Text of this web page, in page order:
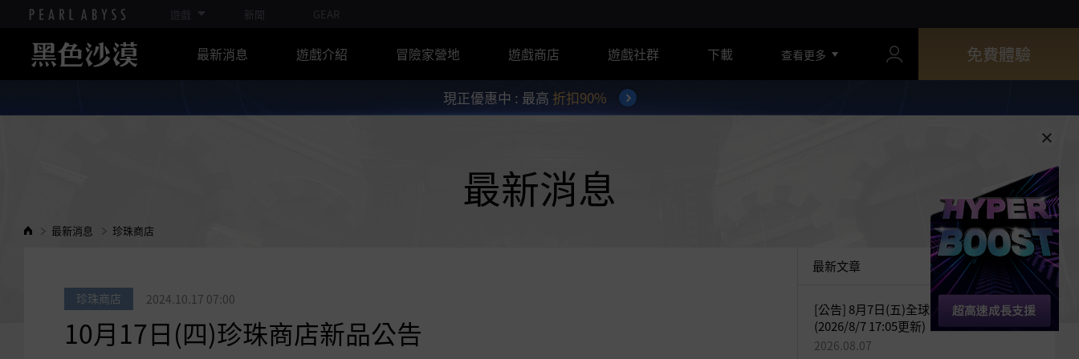
遊戲 新聞 GEAR
最新消息 遊戲介紹 冒險家營地 遊戲商店 遊戲社群 下載 查看更多 免費體驗
現正優惠中 : 最高 折扣90%
最新消息
最新消息 珍珠商店
珍珠商店 2024.10.17 07:00
10月17日(四)珍珠商店新品公告
最新文章
[公告] 8月7日(五)全球交易所臨時維護公告
(2026/8/7 17:05更新)
2026.08.07